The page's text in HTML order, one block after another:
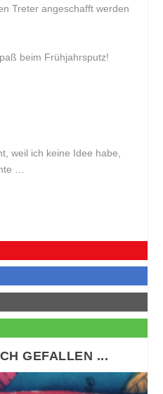
Treter angeschafft werden
beim Frühjahrsputz!
weil ich keine Idee habe,
…
GEFALLEN ...